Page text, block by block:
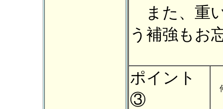
また、重
う補強もお
ポイント
③